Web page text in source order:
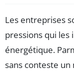
Les entreprises
pressions qui
énergétique.
sans conteste